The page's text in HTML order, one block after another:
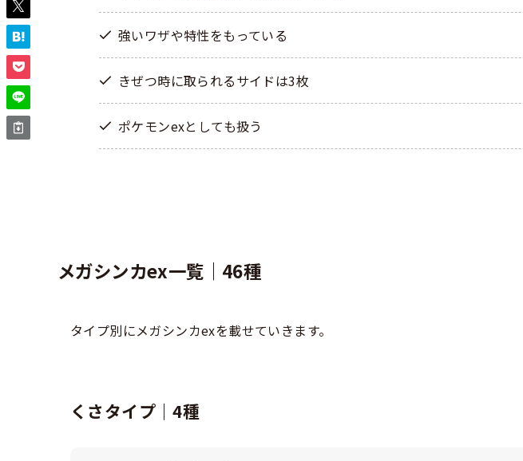
強いワザや特性をもっている
きぜつ時に取られるサイドは3枚
ポケモンexとしても扱う
メガシンカex一覧｜46種
タイプ別にメガシンカexを載せていきます。
くさタイプ｜4種